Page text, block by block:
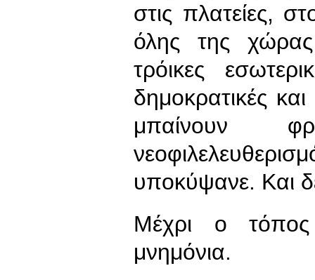
στις πλατείες,
όλης της
τρόικες
δημοκρατικές
μπαίνουν
υποκύψανε. Και
Μέχρι ο
μνημόνια.